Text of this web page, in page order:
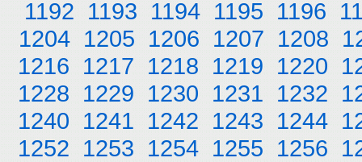
1192 1193 1194 1195 1196
1204 1205 1206 1207 1208
1216 1217 1218 1219 1220
1228 1229 1230 1231 1232
1240 1241 1242 1243 1244
1252 1253 1254 1255 1256